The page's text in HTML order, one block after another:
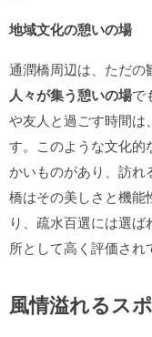
地域文化の憩いの場
通潤橋周辺は、ただの
人々が集う憩いの場で
や友人と過ごす時間は
す。このような文化的
かいものがあり、訪れ
橋はその美しさと機能
り、疏水百選には選
所として高く評価され
風情溢れるス